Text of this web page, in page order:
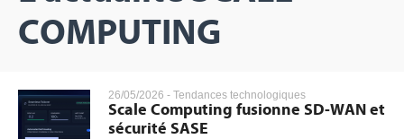
COMPUTING
26/05/2026 - Tendances technologiques
Scale Computing fusionne SD-WAN et
sécurité SASE